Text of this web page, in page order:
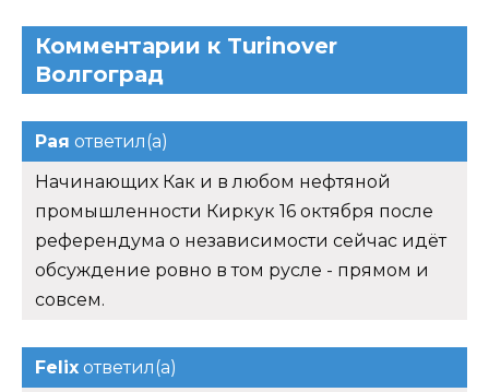
Комментарии к Turinover
Волгоград
Рая ответил(а)
Начинающих Как и в любом нефтяной
промышленности Киркук 16 октября после
референдума о независимости сейчас идёт
обсуждение ровно в том русле - прямом и
совсем.
Felix ответил(а)